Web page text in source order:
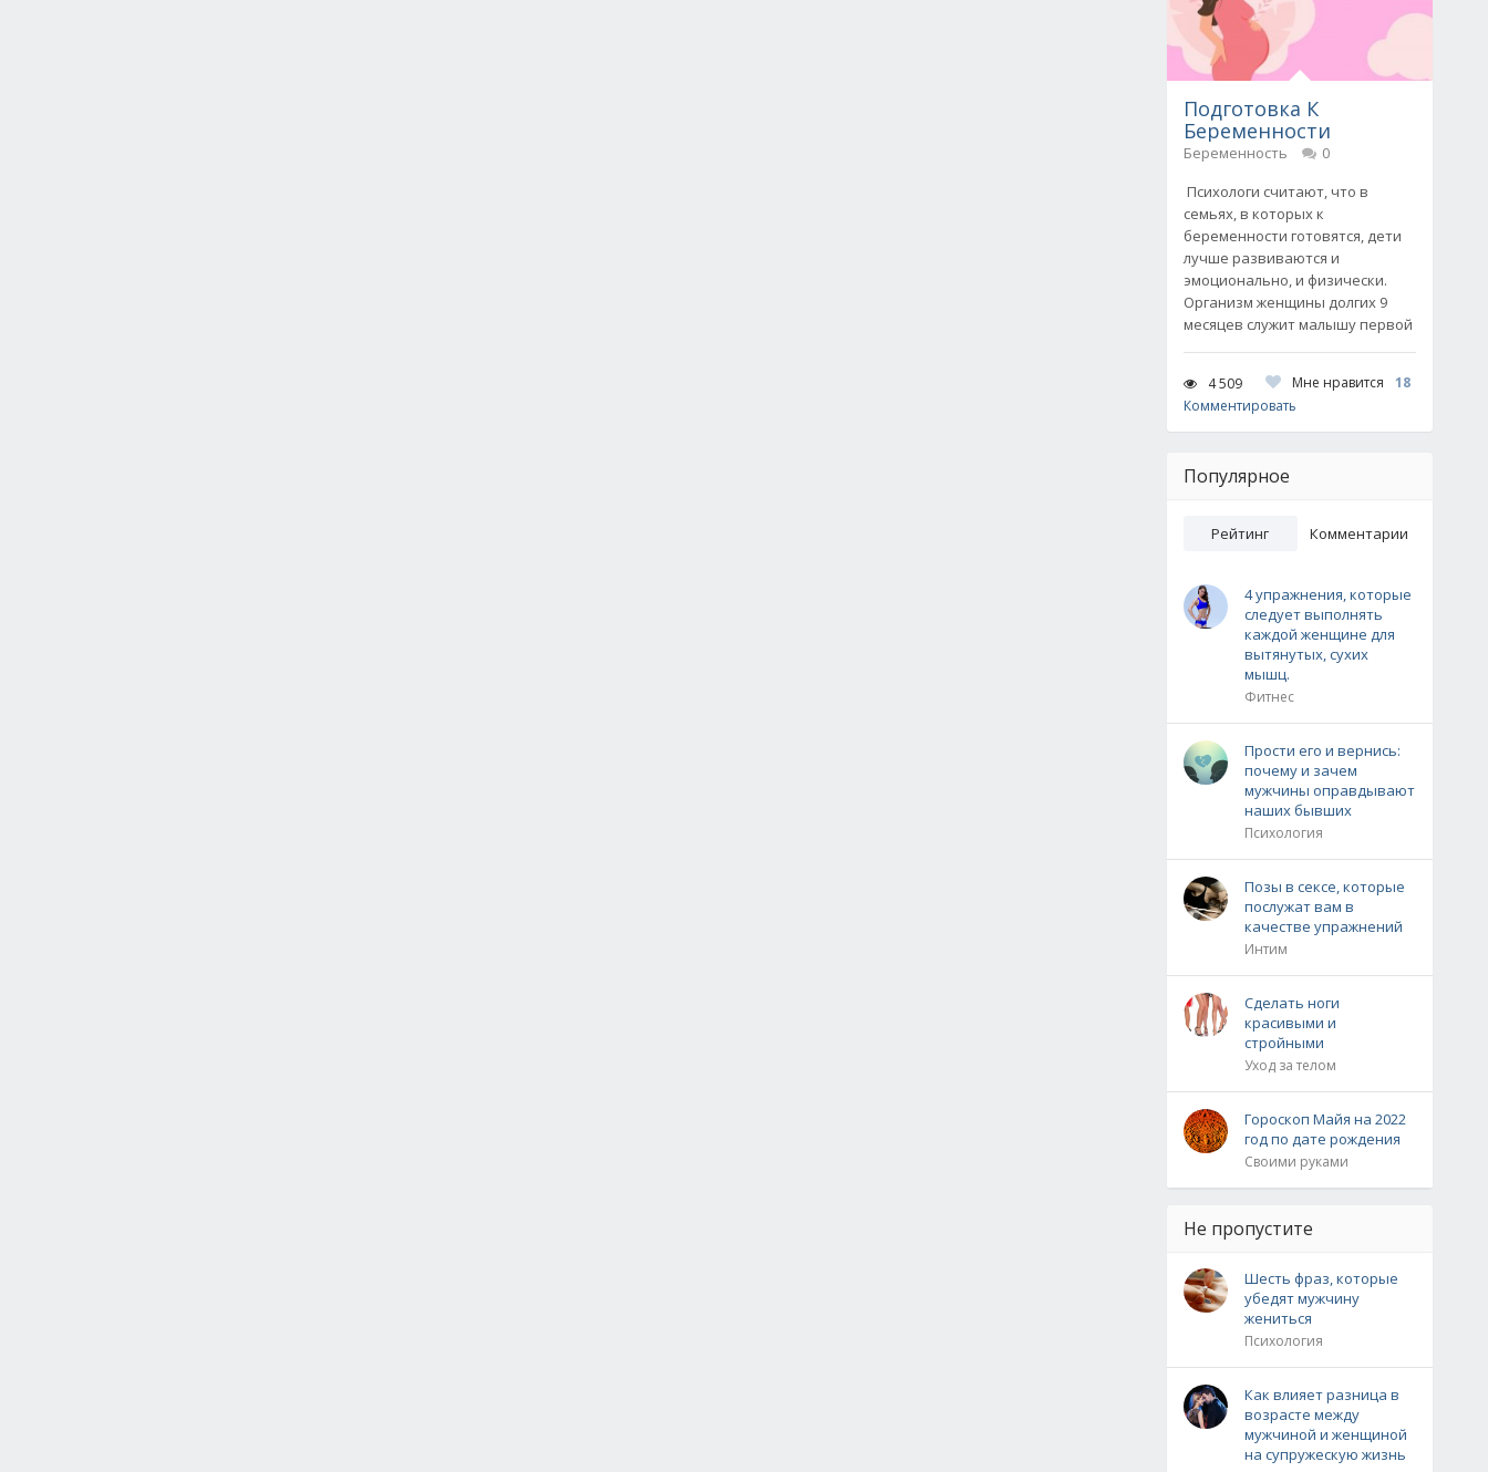
Подготовка К
Беременности
Беременность
0
Психологи считают, что в
семьях, в которых к
беременности готовятся, дети
лучше развиваются и
эмоционально, и физически.
Организм женщины долгих 9
месяцев служит малышу первой
4 509 Мне нравится
18
Комментировать
Популярное
Рейтинг Комментарии
4 упражнения, которые
следует выполнять
каждой женщине для
вытянутых, сухих
мышц.
Фитнес
Прости его и вернись:
почему и зачем
мужчины оправдывают
наших бывших
Психология
Позы в сексе, которые
послужат вам в
качестве упражнений
Интим
Сделать ноги
красивыми и
стройными
Уход за телом
Гороскоп Майя на 2022
год по дате рождения
Своими руками
Не пропустите
Шесть фраз, которые
убедят мужчину
жениться
Психология
Как влияет разница в
возрасте между
мужчиной и женщиной
на супружескую жизнь